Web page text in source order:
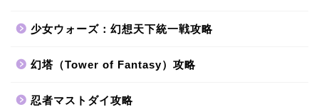
少女ウォーズ：幻想天下統一戦攻略
幻塔（Tower of Fantasy）攻略
忍者マストダイ攻略